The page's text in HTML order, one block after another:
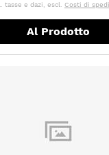
tasse e dazi, escl. Costi di
Al Prodotto